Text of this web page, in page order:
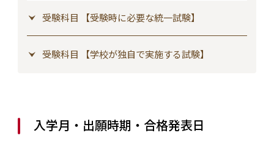
受験科目 【受験時に必要な統一試験】
受験科目 【学校が独自で実施する試験】
入学月・出願時期・合格発表日